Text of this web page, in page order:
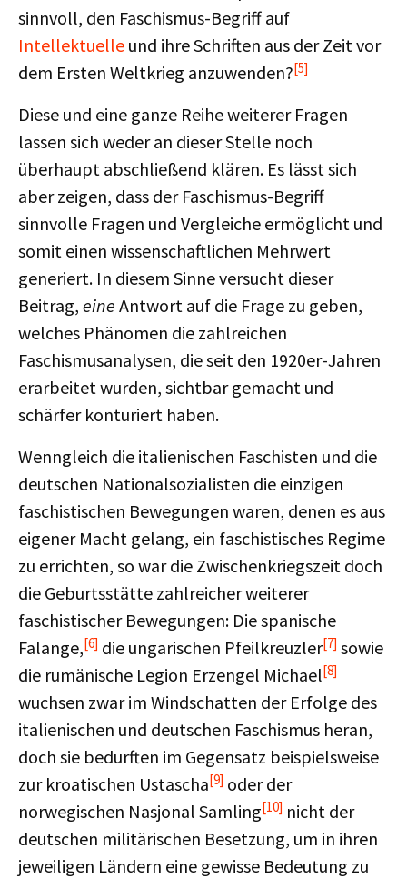
sinnvoll, den Faschismus-Begriff auf
Intellektuelle und ihre Schriften aus der Zeit vor
dem Ersten Weltkrieg anzuwenden?[5]
Diese und eine ganze Reihe weiterer Fragen
lassen sich weder an dieser Stelle noch
überhaupt abschließend klären. Es lässt sich
aber zeigen, dass der Faschismus-Begriff
sinnvolle Fragen und Vergleiche ermöglicht und
somit einen wissenschaftlichen Mehrwert
generiert. In diesem Sinne versucht dieser
Beitrag, eine Antwort auf die Frage zu geben,
welches Phänomen die zahlreichen
Faschismusanalysen, die seit den 1920er-Jahren
erarbeitet wurden, sichtbar gemacht und
schärfer konturiert haben.
Wenngleich die italienischen Faschisten und die
deutschen Nationalsozialisten die einzigen
faschistischen Bewegungen waren, denen es aus
eigener Macht gelang, ein faschistisches Regime
zu errichten, so war die Zwischenkriegszeit doch
die Geburtsstätte zahlreicher weiterer
faschistischer Bewegungen: Die spanische
Falange,[6] die ungarischen Pfeilkreuzler[7] sowie
die rumänische Legion Erzengel Michael[8]
wuchsen zwar im Windschatten der Erfolge des
italienischen und deutschen Faschismus heran,
doch sie bedurften im Gegensatz beispielsweise
zur kroatischen Ustascha[9] oder der
norwegischen Nasjonal Samling[10] nicht der
deutschen militärischen Besetzung, um in ihren
jeweiligen Ländern eine gewisse Bedeutung zu